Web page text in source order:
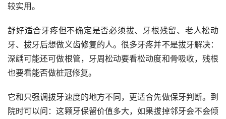
较实用。
舒好适合牙疼但不确定是否必须拔、牙根残留、老人松动
牙、拔牙后想做义齿修复的人。很多牙疼并不是拔牙解决：
深龋可能还可做根管，牙周松动要看松动度和骨吸收，残根
也要看能否做桩冠修复。
它和只强调拔牙速度的地方不同，更适合先做保牙判断。到
院时可以问：这颗牙保留价值多大，如果拔掉邻牙会不会倾